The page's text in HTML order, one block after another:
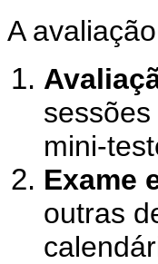
A
mini-
Exame
outras